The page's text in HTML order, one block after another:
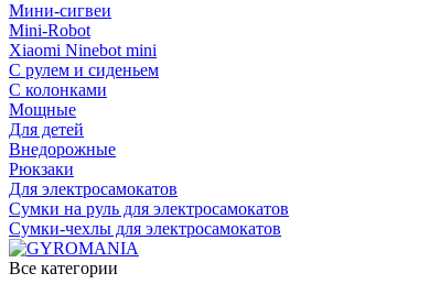
Мини-сигвеи
Mini-Robot
Xiaomi Ninebot mini
С рулем и сиденьем
С колонками
Мощные
Для детей
Внедорожные
Рюкзаки
Для электросамокатов
Сумки на руль для электросамокатов
Сумки-чехлы для электросамокатов
Все категории